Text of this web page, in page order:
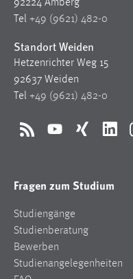
92224 Amberg
Tel +49 (9621) 482-0
Standort Weiden
Hetzenrichter Weg 15
92637 Weiden
Tel +49 (9621) 482-0
RSS YouTubeXing
Fragen zum Studium
Studiengänge
Studienberatung
Bewerben
Studienangelegenheiten
EXTERNE MEDIEN
Um Inhalte von
Plattformen
externen Medien
YouTube
Vimeo